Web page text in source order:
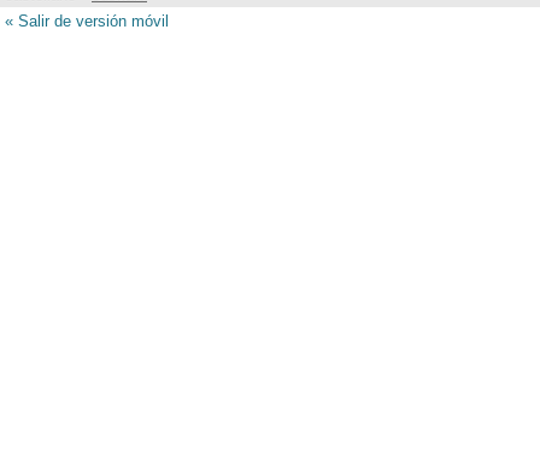
« Salir de versión móvil